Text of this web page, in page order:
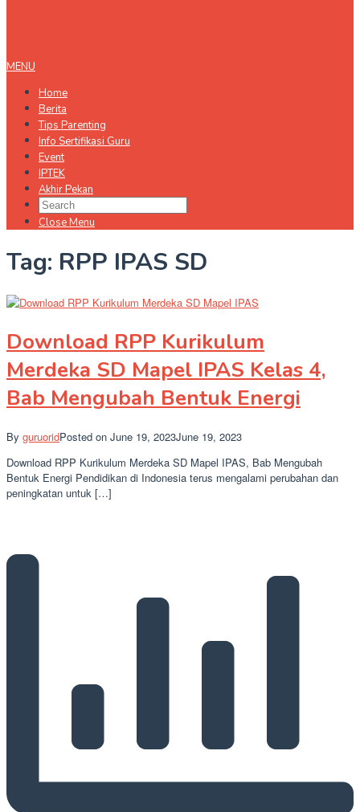
MENU
Home
Berita
Tips Parenting
Info Sertifikasi Guru
Event
IPTEK
Akhir Pekan
Close Menu
Tag: RPP IPAS SD
Download RPP Kurikulum
Merdeka SD Mapel IPAS Kelas 4,
Bab Mengubah Bentuk Energi
By guruoridPosted on June 19, 2023June 19, 2023
Download RPP Kurikulum Merdeka SD Mapel IPAS, Bab Mengubah
Bentuk Energi Pendidikan di Indonesia terus mengalami perubahan dan
peningkatan untuk […]